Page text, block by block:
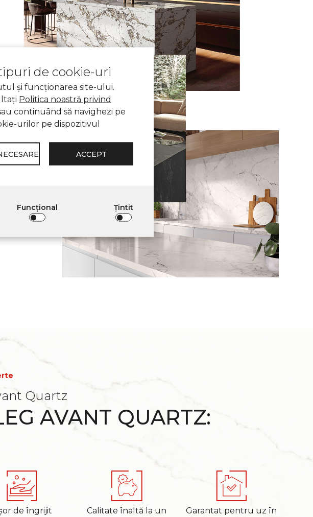
Quartz
AVANT QUARTZ:
de îngrijit
Calitate înaltă la un
Garantat pentru uz în
de cookie-uri
și funcționarea site-ului.
Politica noastră privind
continuând să navighezi pe
urilor pe dispozitivul
ACCEPT
Funcţional Țintit